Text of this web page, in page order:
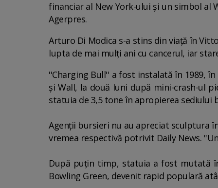
financiar al New York-ului şi un simbol
Agerpres.
Arturo Di Modica s-a stins din viaţă în
lupta de mai mulţi ani cu cancerul, iar
''Charging Bull'' a fost instalată în 1989,
şi Wall, la două luni după mini-crash-ul
statuia de 3,5 tone în apropierea sediului
Agenţii bursieri nu au apreciat sculptura
vremea respectivă potrivit Daily News.
După puţin timp, statuia a fost mutată
Bowling Green, devenit rapid populară